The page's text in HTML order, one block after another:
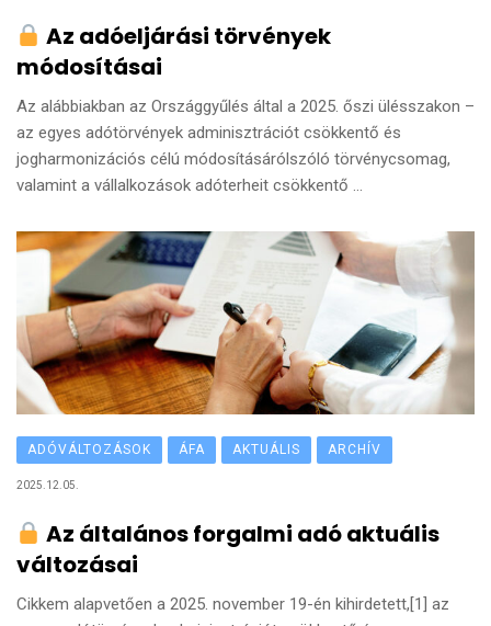
Az adóeljárási törvények
módosításai
Az alábbiakban az Országgyűlés által a 2025. őszi ülésszakon –
az egyes adótörvények adminisztrációt csökkentő és
jogharmonizációs célú módosításárólszóló törvénycsomag,
valamint a vállalkozások adóterheit csökkentő ...
ADÓVÁLTOZÁSOK ÁFA AKTUÁLIS ARCHÍV
2025.12.05.
Az általános forgalmi adó aktuális
változásai
Cikkem alapvetően a 2025. november 19-én kihirdetett,[1] az